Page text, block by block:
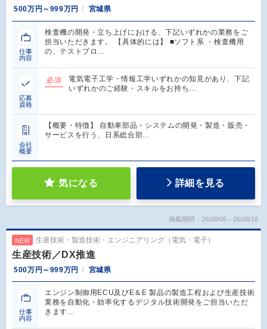
500万円～999万円 宮城県
仕事
内容
検査機の開発・立ち上げにおける、下記いずれかの業務をご
担当いただきます。 【具体的には】 ■ソフト系 ・検査機用
の、テストプロ…
応募
資格
必須
電気電子工学・情報工学いずれかの知見があり、下記
いずれかのご経験・スキルをお持ち…
会社
概要
【概要・特徴】 自動車部品・システムの開発・製造・販売・
サービスを行う、日系総合部…
気になる 詳細を見る
掲載期間：26/08/05～26/08/18
NEW 生産技術・製造技術・エンジニアリング（電気・電子）
生産技術／DX推進
500万円～999万円 宮城県
仕事
内容
エンジン制御用ECU及びE＆E 製品の製造工程および生産技術
業務を自動化・効率化するデジタル技術開発をご担当いただ
きます…